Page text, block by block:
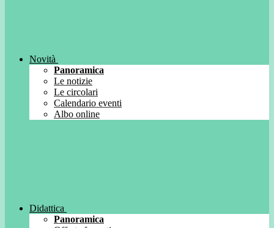
Novità
Panoramica
Le notizie
Le circolari
Calendario eventi
Albo online
Didattica
Panoramica